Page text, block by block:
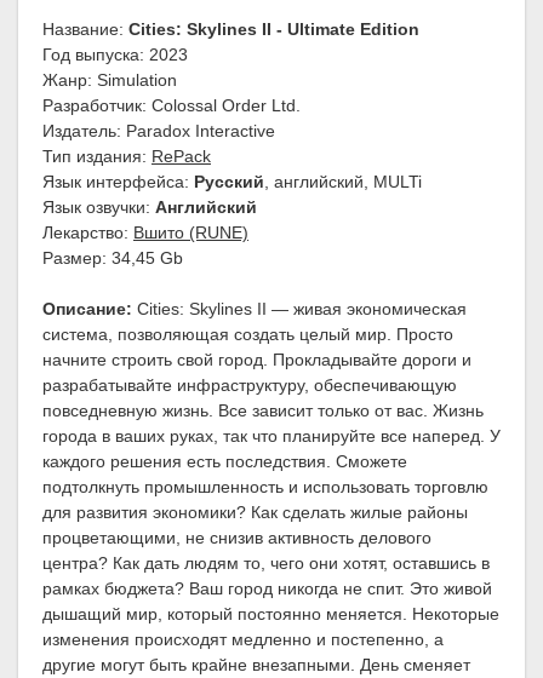
Название: Cities: Skylines II - Ultimate Edition
Год выпуска: 2023
Жанр: Simulation
Разработчик: Colossal Order Ltd.
Издатель: Paradox Interactive
Тип издания: RePack
Язык интерфейса: Русский, английский, MULTi
Язык озвучки: Английский
Лекарство: Вшито (RUNE)
Размер: 34,45 Gb
Описание: Cities: Skylines II — живая экономическая
система, позволяющая создать целый мир. Просто
начните строить свой город. Прокладывайте дороги и
разрабатывайте инфраструктуру, обеспечивающую
повседневную жизнь. Все зависит только от вас. Жизнь
города в ваших руках, так что планируйте все наперед. У
каждого решения есть последствия. Сможете
подтолкнуть промышленность и использовать торговлю
для развития экономики? Как сделать жилые районы
процветающими, не снизив активность делового
центра? Как дать людям то, чего они хотят, оставшись в
рамках бюджета? Ваш город никогда не спит. Это живой
дышащий мир, который постоянно меняется. Некоторые
изменения происходят медленно и постепенно, а
другие могут быть крайне внезапными. День сменяет